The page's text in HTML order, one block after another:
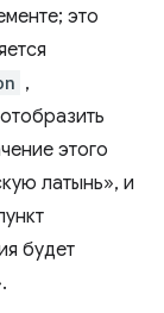
это
,
этого
латынь», и
будет